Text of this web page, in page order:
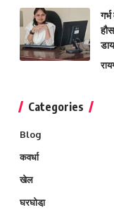
Categories
Blog
कवर्धा
खेल
घरघोडा़